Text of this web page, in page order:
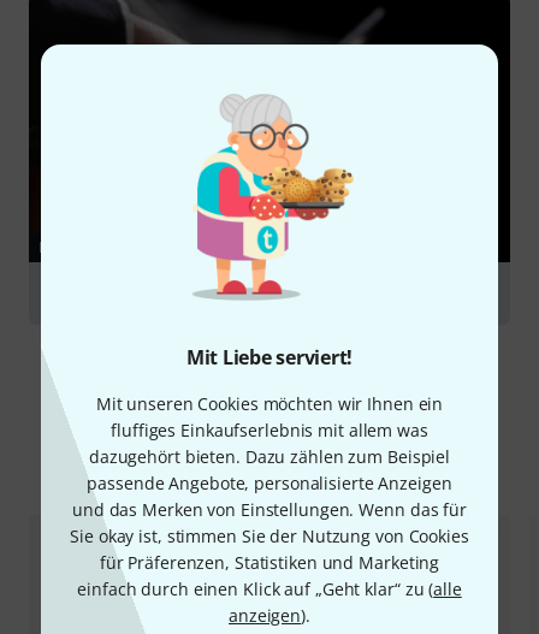
Mit Liebe serviert!
Mit unseren Cookies möchten wir Ihnen ein
fluffiges Einkaufserlebnis mit allem was
dazugehört bieten. Dazu zählen zum Beispiel
passende Angebote, personalisierte Anzeigen
und das Merken von Einstellungen. Wenn das für
Sie okay ist, stimmen Sie der Nutzung von Cookies
für Präferenzen, Statistiken und Marketing
einfach durch einen Klick auf „Geht klar“ zu (alle
anzeigen).
RATGEBER
Alternativen vergleichen